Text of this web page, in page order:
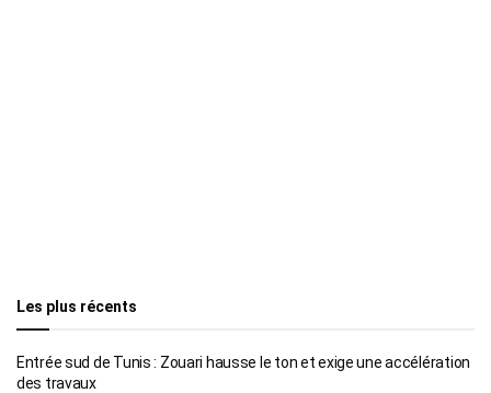
Les plus récents
Entrée sud de Tunis : Zouari hausse le ton et exige une accélération
des travaux